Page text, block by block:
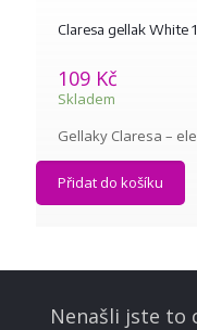
Claresa gellak White
109 Kč
Skladem
Gellaky Claresa –
Přidat do košíku
Nenašli jste to